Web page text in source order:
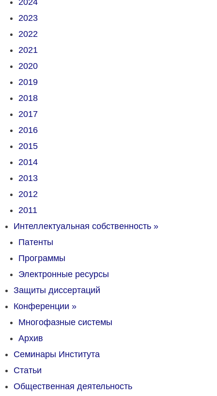
2024
2023
2022
2021
2020
2019
2018
2017
2016
2015
2014
2013
2012
2011
Интеллектуальная собственность »
Патенты
Программы
Электронные ресурсы
Защиты диссертаций
Конференции »
Многофазные системы
Архив
Семинары Института
Статьи
Общественная деятельность